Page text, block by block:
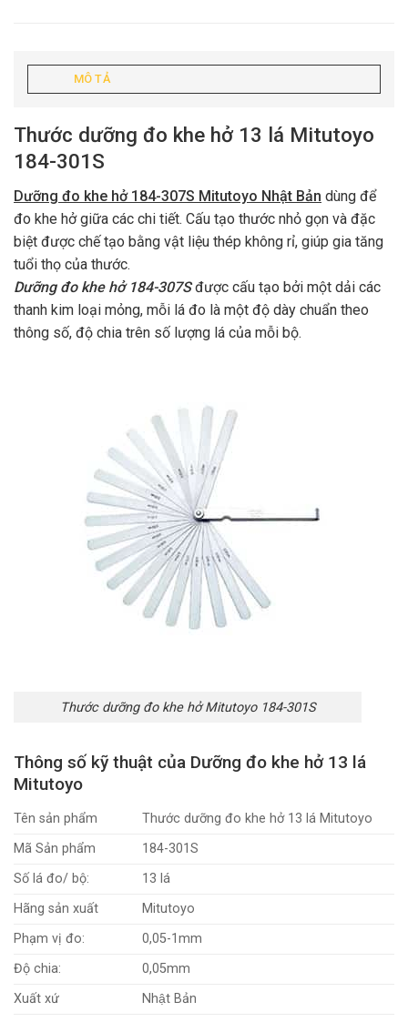
MÔ TẢ
Thước dưỡng đo khe hở 13 lá Mitutoyo
184-301S
Dưỡng đo khe hở 184-307S Mitutoyo Nhật Bản dùng để
đo khe hở giữa các chi tiết. Cấu tạo thước nhỏ gọn và đặc
biệt được chế tạo bằng vật liệu thép không rỉ, giúp gia tăng
tuổi thọ của thước.
Dưỡng đo khe hở 184-307Sđược cấu tạo bởi một dải các
thanh kim loại mỏng, mỗi lá đo là một độ dày chuẩn theo
thông số, độ chia trên số lượng lá của mỗi bộ.
Thước dưỡng đo khe hở Mitutoyo 184-301S
Thông số kỹ thuật của Dưỡng đo khe hở 13 lá
Mitutoyo
Tên sản phẩm
Thước dưỡng đo khe hở 13 lá Mitutoyo
Mã Sản phẩm
184-301S
Số lá đo/ bộ:
13 lá
Hãng sản xuất
Mitutoyo
Phạm vị đo:
0,05-1mm
Độ chia:
0,05mm
Xuất xứ
Nhật Bản